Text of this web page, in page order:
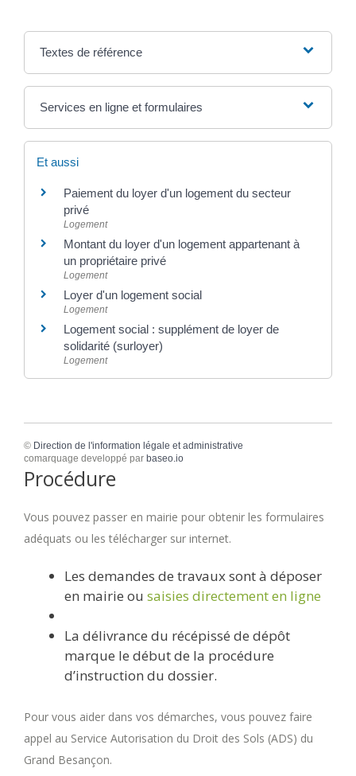
Textes de référence
Services en ligne et formulaires
Et aussi
Paiement du loyer d'un logement du secteur
privé
Logement
Montant du loyer d'un logement appartenant à
un propriétaire privé
Logement
Loyer d'un logement social
Logement
Logement social : supplément de loyer de
solidarité (surloyer)
Logement
© Direction de l'information légale et administrative
comarquage developpé par baseo.io
Procédure
Vous pouvez passer en mairie pour obtenir les formulaires
adéquats ou les télécharger sur internet.
Les demandes de travaux sont à déposer
en mairie ou saisies directement en ligne
La délivrance du récépissé de dépôt
marque le début de la procédure
d’instruction du dossier.
Pour vous aider dans vos démarches, vous pouvez faire
appel au Service Autorisation du Droit des Sols (ADS) du
Grand Besançon.